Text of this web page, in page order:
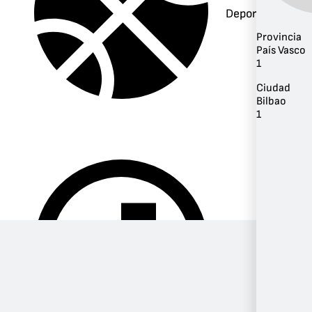
Deportes
Provincia
País Vasco
1
Ciudad
Bilbao
1